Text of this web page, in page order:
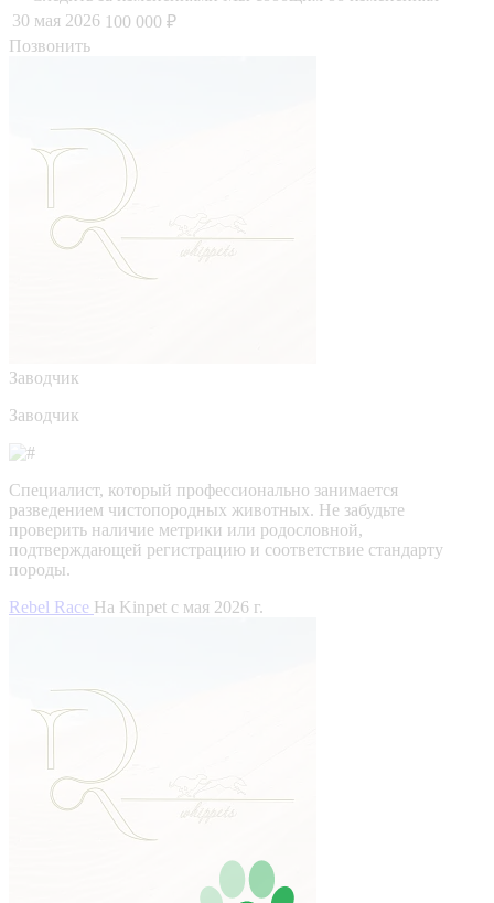
30 мая 2026 100 000 ₽
Позвонить
Заводчик
Заводчик
Специалист, который профессионально занимается
разведением чистопородных животных. Не забудьте
проверить наличие метрики или родословной,
подтверждающей регистрацию и соответствие стандарту
породы.
Rebel Race На Kinpet c мая 2026 г.